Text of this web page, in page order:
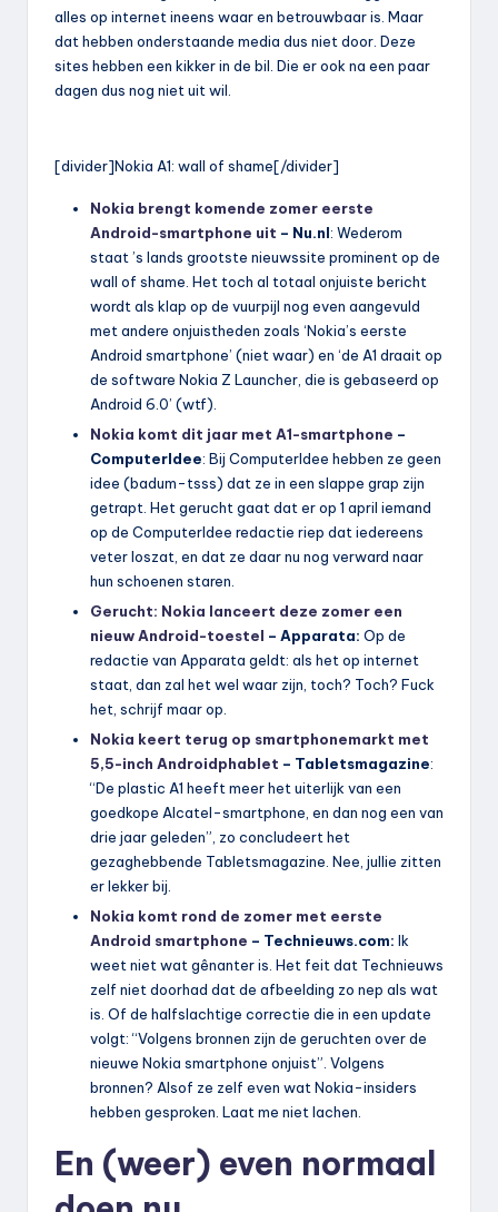
alles op internet ineens waar en betrouwbaar is. Maar
dat hebben onderstaande media dus niet door. Deze
sites hebben een kikker in de bil. Die er ook na een paar
dagen dus nog niet uit wil.
[divider]Nokia A1: wall of shame[/divider]
Nokia brengt komende zomer eerste
Android-smartphone uit – Nu.nl: Wederom
staat ’s lands grootste nieuwssite prominent op de
wall of shame. Het toch al totaal onjuiste bericht
wordt als klap op de vuurpijl nog even aangevuld
met andere onjuistheden zoals ‘Nokia’s eerste
Android smartphone’ (niet waar) en ‘de A1 draait op
de software Nokia Z Launcher, die is gebaseerd op
Android 6.0’ (wtf).
Nokia komt dit jaar met A1-smartphone –
ComputerIdee: Bij ComputerIdee hebben ze geen
idee (badum-tsss) dat ze in een slappe grap zijn
getrapt. Het gerucht gaat dat er op 1 april iemand
op de ComputerIdee redactie riep dat iedereens
veter loszat, en dat ze daar nu nog verward naar
hun schoenen staren.
Gerucht: Nokia lanceert deze zomer een
nieuw Android-toestel – Apparata: Op de
redactie van Apparata geldt: als het op internet
staat, dan zal het wel waar zijn, toch? Toch? Fuck
het, schrijf maar op.
Nokia keert terug op smartphonemarkt met
5,5-inch Androidphablet – Tabletsmagazine:
“De plastic A1 heeft meer het uiterlijk van een
goedkope Alcatel-smartphone, en dan nog een van
drie jaar geleden”, zo concludeert het
gezaghebbende Tabletsmagazine. Nee, jullie zitten
er lekker bij.
Nokia komt rond de zomer met eerste
Android smartphone – Technieuws.com: Ik
weet niet wat gênanter is. Het feit dat Technieuws
zelf niet doorhad dat de afbeelding zo nep als wat
is. Of de halfslachtige correctie die in een update
volgt: “Volgens bronnen zijn de geruchten over de
nieuwe Nokia smartphone onjuist”. Volgens
bronnen? Alsof ze zelf even wat Nokia-insiders
hebben gesproken. Laat me niet lachen.
En (weer) even normaal